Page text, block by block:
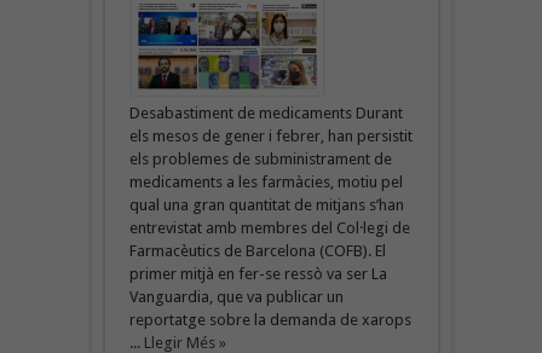
Desabastiment de medicaments Durant
els mesos de gener i febrer, han persistit
els problemes de subministrament de
medicaments a les farmàcies, motiu pel
qual una gran quantitat de mitjans s’han
entrevistat amb membres del Col·legi de
Farmacèutics de Barcelona (COFB). El
primer mitjà en fer-se ressò va ser La
Vanguardia, que va publicar un
reportatge sobre la demanda de xarops
... Llegir Més »